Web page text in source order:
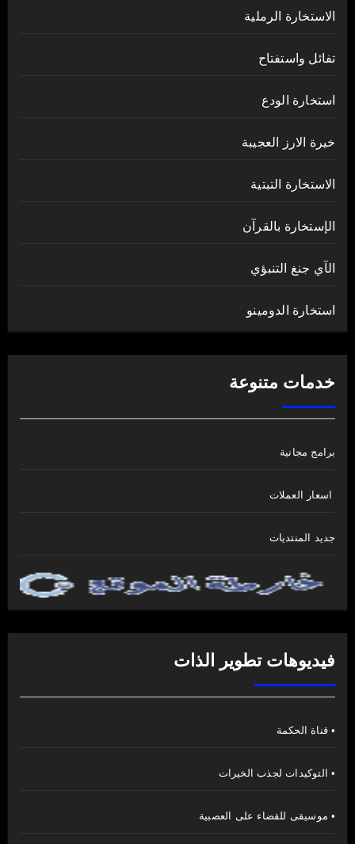
الاستخارة الرملية
تفائل واستفتاح
استخارة الودع
خيرة الارز العجيبة
الاستخارة التبتية
الإستخارة بالقرآن
الآي جنغ التنبؤي
استخارة الدومينو
خدمات متنوعة
برامج مجانية
اسعار العملات
جديد المنتديات
فيديوهات تطوير الذات
• قناة الحكمة
• التوكيدات لجذب الخيرات
• موسيقى للقضاء على العصبية